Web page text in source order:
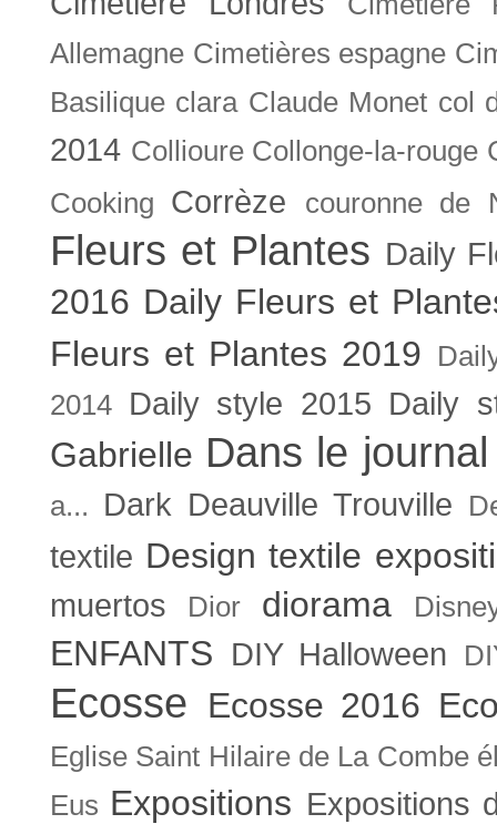
Allemagne Cimetières espagne
Basilique clara Claude Monet col
2014 Collioure Collonge-la-rouge
Cooking
Corrèze couronne de
Fleurs et Plantes Daily
2016 Daily Fleurs et
Fleurs et Plantes 2019
2014
Daily style 2015 Daily
Gabrielle Dans le journal
a... Dark Deauville Trouville
textile Design textile
muertos Dior diorama
ENFANTS DIY Halloween
Ecosse Ecosse 2016
Eglise Saint Hilaire de La Combe
Eus Expositions Expositions